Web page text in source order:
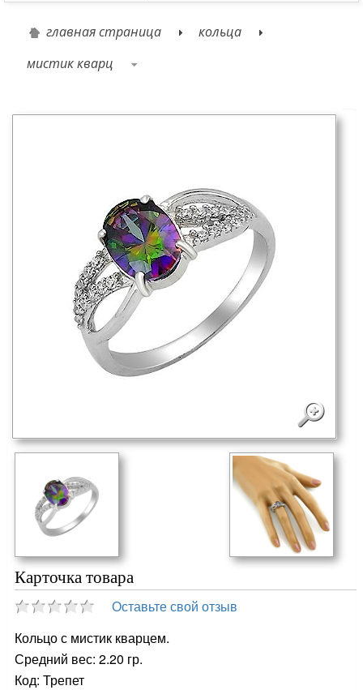
главная страница
кольца
мистик кварц
Карточка товара
Оставьте свой отзыв
Кольцо с мистик кварцем.
Средний вес: 2.20 гр.
Код: Трепет